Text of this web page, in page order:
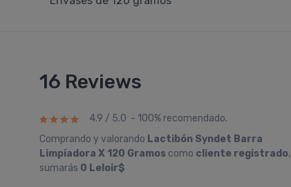
16 Reviews
4.9 / 5.0 - 100% recomendado.
Comprando y valorando Lactibón Syndet Barra
Limpiadora X 120 Gramos como cliente registrado,
sumarás 0 Leloir$